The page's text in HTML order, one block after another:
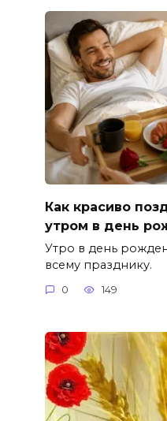
Как красиво
утром в день
Утро в день
всему празднику.
0 149